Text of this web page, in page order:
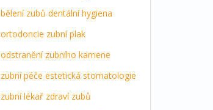
bělení zubů dentální hygiena
ortodoncie zubní plak
odstranění zubního kamene
zubní péče estetická stomatologie
zubní lékař zdraví zubů